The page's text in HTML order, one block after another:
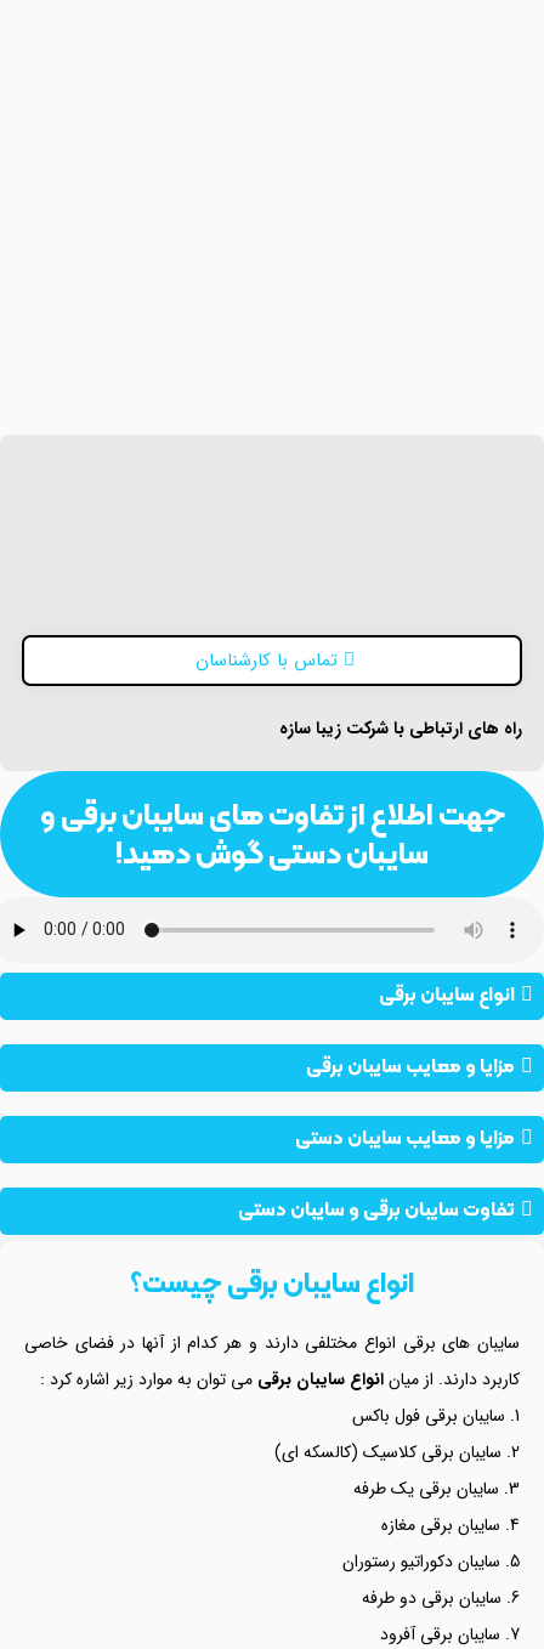
تماس با کارشناسان
راه های ارتباطی با شرکت زیبا سازه
جهت اطلاع از تفاوت های سایبان برقی و
سایبان دستی گوش دهید!
انواع سایبان برقی
مزایا و معایب سایبان‌ برقی
مزایا و معایب سایبان‌ دستی
تفاوت سایبان برقی و سایبان دستی
انواع سایبان برقی چیست؟
سایبان های برقی انواع مختلفی دارند و هر کدام از آنها در فضای خاصی
کاربرد دارند. از میانانواع سایبان برقیمی توان به موارد زیر اشاره کرد :
سایبان برقی فول باکس
سایبان برقی کلاسیک (کالسکه ای)
سایبان برقی یک طرفه
سایبان برقی مغازه
سایبان دکوراتیو رستوران
سایبان برقی دو طرفه
سایبان برقی آفرود